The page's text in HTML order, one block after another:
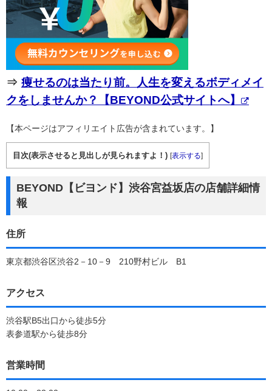
⇒ 痩せるのは当たり前。人生を変えるボディメイ
クをしませんか？【BEYOND公式サイトへ】
【本ページはアフィリエイト広告が含まれています。】
目次(表示させると見出しが見られますよ！) [表示する]
BEYOND【ビヨンド】渋谷宮益坂店の店舗詳細情
報
住所
東京都渋谷区渋谷2－10－9 210野村ビル B1
アクセス
渋谷駅B5出口から徒歩5分
表参道駅から徒歩8分
営業時間